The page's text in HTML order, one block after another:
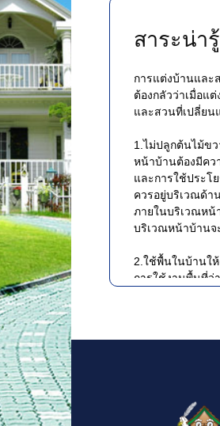
สาระน่า
การแต่งบ้านและ
ต้องกลัวว่าเมื่อแ
และสวนที่เปลี่ยน
1.ไม่ปลูกต้นไม้ข
หน้าบ้านต้องมีคว
และการใช้ประโ
ควรอยู่บริเวณด้า
ภายในบริเวณหน้
บริเวณหน้าบ้านจ
2.ใช้พื้นในบ้านใ
การใช้งานพื้นที่ว่
สีที่ใกล้เคียงกับบ้
ต่างให้กับตัวบ้า